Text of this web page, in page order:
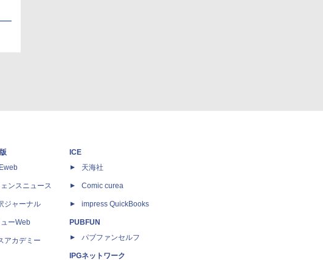
ンスニュース
ジャーナル
ーWeb
アカデミー
ICE
天海社
Comic curea
impress QuickBooks
PUBFUN
パブファンセルフ
IPGネットワーク